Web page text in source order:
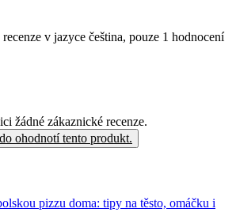
v jazyce čeština, pouze 1 hodnocení
žádné zákaznické recenze.
ohodnotí tento produkt.
pizzu doma: tipy na těsto, omáčku i